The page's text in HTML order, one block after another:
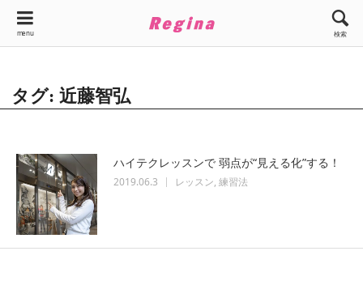
menu 検索
タグ: 近藤智弘
ハイテクレッスンで 弱点が“見える化”する！
2019.06.3 レッスン 練習法